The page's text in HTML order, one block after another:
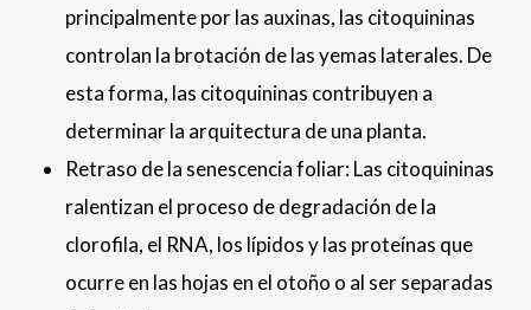
principalmente por las auxinas, las citoquininas
controlan la brotación de las yemas laterales. De
esta forma, las citoquininas contribuyen a
determinar la arquitectura de una planta.
Retraso de la senescencia foliar: Las citoquininas
ralentizan el proceso de degradación de la
clorofila, el RNA, los lípidos y las proteínas que
ocurre en las hojas en el otoño o al ser separadas